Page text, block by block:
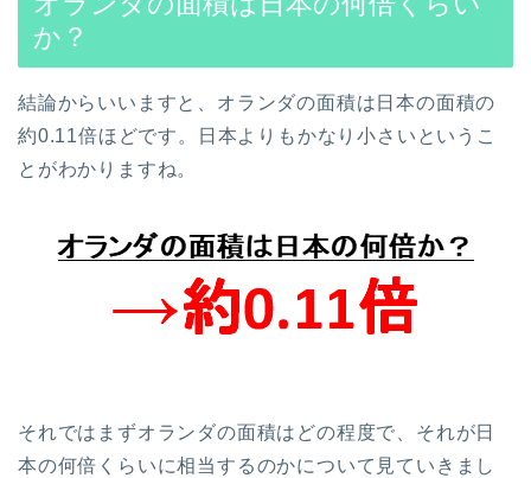
か？
結論からいいますと、オランダの面積は日本の面積の
約0.11倍ほどです。日本よりもかなり小さいというこ
とがわかりますね。
それではまずオランダの面積はどの程度で、それが日
本の何倍くらいに相当するのかについて見ていきまし